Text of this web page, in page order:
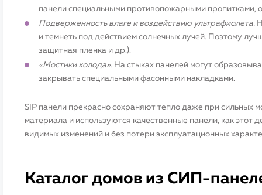
панели специальными противопожарными пропитками,
Подверженность влаге и воздействию ультрафиолета.
и темнеть под действием солнечных лучей. Поэтому
защитная пленка и др.).
«Мостики холода». На стыках панелей могут
закрывать специальными фасонными накладками.
SIP панели прекрасно сохраняют тепло даже при сильных
материала и используются качественные панели, как
видимых изменений и без потери эксплуатационных
Каталог домов из СИП-